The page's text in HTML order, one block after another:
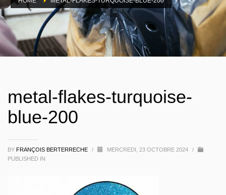
metal-flakes-turquoise-
blue-200
BY FRANÇOIS BERTERRECHE / MERCREDI, 23 OCTOBRE 2024
/
PUBLISHED IN